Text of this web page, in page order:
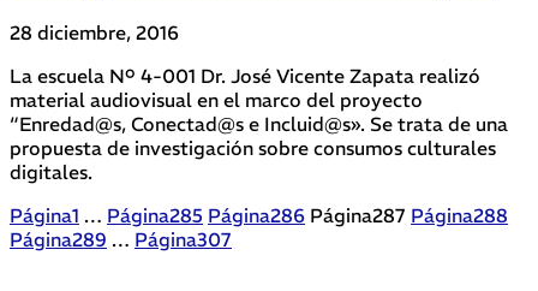
28 diciembre, 2016
La escuela Nº 4-001 Dr. José Vicente Zapata realizó
material audiovisual en el marco del proyecto
“Enredad@s, Conectad@s e Incluid@s». Se trata de una
propuesta de investigación sobre consumos culturales
digitales.
Página1 … Página285 Página286 Página287 Página288
Página289 … Página307